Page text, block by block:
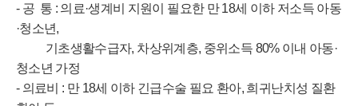
- 공 통 : 의료·생계비 지원이 필요한 만 18세 이하 저소득 아동
·청소년,
기초생활수급자, 차상위계층, 중위소득 80% 이내 아동·
청소년 가정
- 의료비 : 만 18세 이하 긴급수술 필요 환아, 희귀난치성 질환